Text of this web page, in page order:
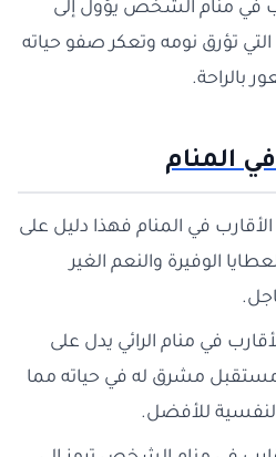
في منام الشخص يؤول إلى
التي تؤرق نومه وتعكر صفو حياته
بالراحة.
المنام
الأقارب في المنام فهذا دليل على
الوفيرة والنعم الغير
في منام الرائي يدل على
مستقبل مشرق له في حياته مما
للأفضل.